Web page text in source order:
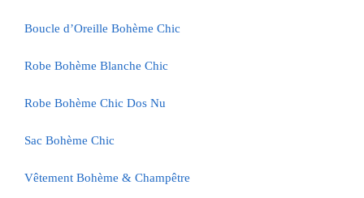
Boucle d’Oreille Bohème Chic
Robe Bohème Blanche Chic
Robe Bohème Chic Dos Nu
Sac Bohème Chic
Vêtement Bohème & Champêtre